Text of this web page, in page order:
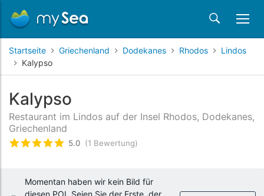
Startseite Griechenland Dodekanes Rhodos
Lindos
Kalypso
Kalypso
Restaurant im Lindos auf der Insel Rhodos, Dodekanes,
Griechenland
bewertet5 /5 beyogen auf
5.0 (1 Bewertung)
Momentan haben wir kein Bild für
diesen POI. Seien Sie der Erste, der